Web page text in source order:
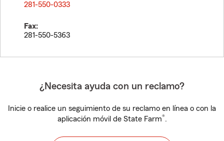
281-550-0333
Fax:
281-550-5363
¿Necesita ayuda con un reclamo?
Inicie o realice un seguimiento de su reclamo en línea o con la
aplicación móvil de State Farm®.